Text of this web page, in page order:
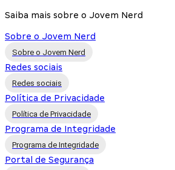
Saiba mais sobre o Jovem Nerd
Sobre o Jovem Nerd
Sobre o Jovem Nerd
Redes sociais
Redes sociais
Política de Privacidade
Política de Privacidade
Programa de Integridade
Programa de Integridade
Portal de Segurança